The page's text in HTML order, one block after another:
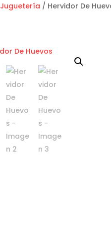
Juguetería / Hervidor De